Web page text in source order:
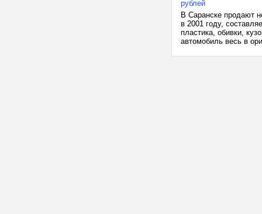
рублей
В Саранске продают
в 2001 году,
пластика, обивки,
автомобиль весь в